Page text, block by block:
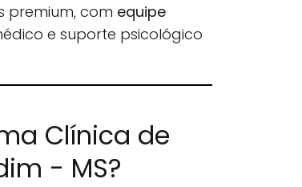
premium, com equipe
e suporte psicológico
Clínica de
- MS?